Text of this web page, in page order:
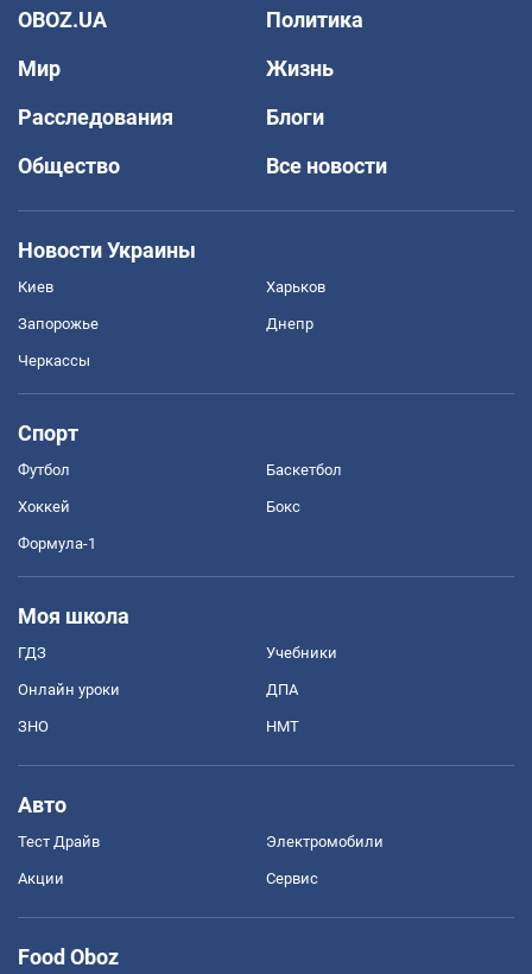
OBOZ.UA
Политика
Мир
Жизнь
Расследования
Блоги
Общество
Все новости
Новости Украины
Киев Харьков
Запорожье Днепр
Черкассы
Спорт
Футбол Баскетбол
Хоккей Бокс
Формула-1
Моя школа
ГДЗ Учебники
Онлайн уроки ДПА
ЗНО НМТ
Авто
Тест Драйв Электромобили
Акции Сервис
Food Oboz